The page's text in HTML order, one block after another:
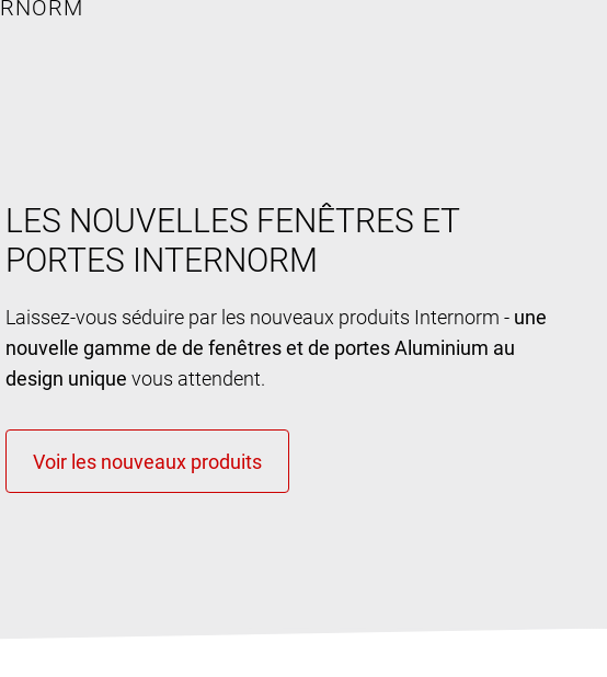
LES NOUVELLES FENÊTRES ET
PORTES INTERNORM
Laissez-vous séduire par les nouveaux produits Internorm - une
nouvelle gamme de de fenêtres et de portes Aluminium au
design unique vous attendent.